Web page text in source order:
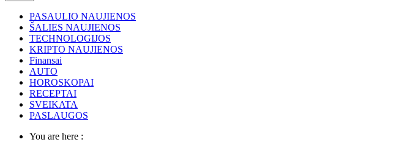
PASAULIO NAUJIENOS
ŠALIES NAUJIENOS
TECHNOLOGIJOS
KRIPTO NAUJIENOS
Finansai
AUTO
HOROSKOPAI
RECEPTAI
SVEIKATA
PASLAUGOS
You are here :